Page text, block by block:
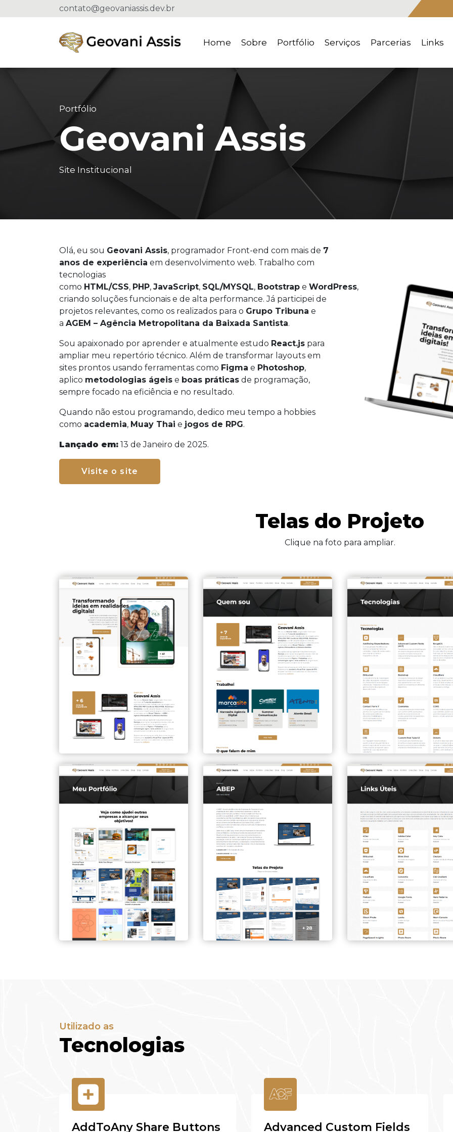
contato@geovaniassis.dev.br
Home Sobre Portfólio Serviços Parcerias Links
Portfólio
Geovani Assis
Site Institucional
Olá, eu sou Geovani Assis, programador Front-end com mais de 7
anos de experiência em desenvolvimento web. Trabalho com
tecnologias
como HTML/CSS, PHP, JavaScript, SQL/MYSQL, Bootstrap e WordPress,
criando soluções funcionais e de alta performance. Já participei de
projetos relevantes, como os realizados para o Grupo Tribuna e
a AGEM – Agência Metropolitana da Baixada Santista.
Sou apaixonado por aprender e atualmente estudo React.js para
ampliar meu repertório técnico. Além de transformar layouts em
sites prontos usando ferramentas como Figma e Photoshop,
aplico metodologias ágeis e boas práticas de programação,
sempre focado na eficiência e no resultado.
Quando não estou programando, dedico meu tempo a hobbies
como academia, Muay Thai e jogos de RPG.
Lançado em: 13 de Janeiro de 2025.
Visite o site
Telas do Projeto
Clique na foto para ampliar.
Utilizado as
Tecnologias
AddToAny Share Buttons Advanced Custom Fields